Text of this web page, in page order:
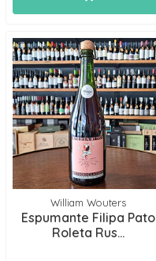
William Wouters
Espumante Filipa Pato
Roleta Rus...